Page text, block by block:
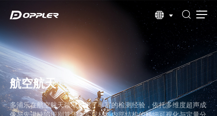
航空航天
多浦乐在航空航天领域积累了丰富的检测经验，依托多维度超声成